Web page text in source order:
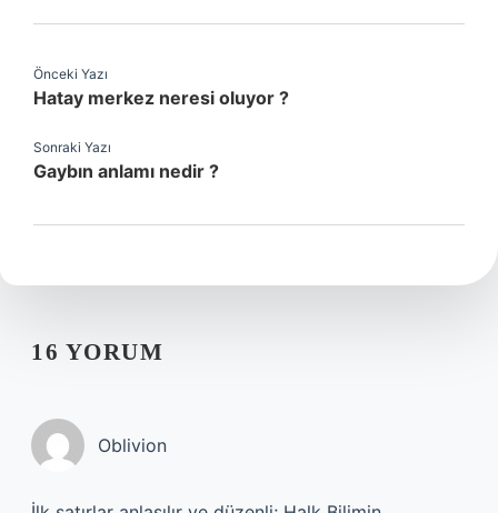
Önceki Yazı
Hatay merkez neresi oluyor ?
Sonraki Yazı
Gaybın anlamı nedir ?
16 YORUM
Oblivion